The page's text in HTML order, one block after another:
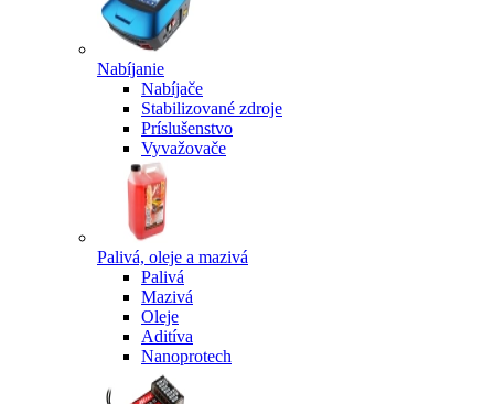
Nabíjanie
Nabíjače
Stabilizované zdroje
Príslušenstvo
Vyvažovače
Palivá, oleje a mazivá
Palivá
Mazivá
Oleje
Aditíva
Nanoprotech